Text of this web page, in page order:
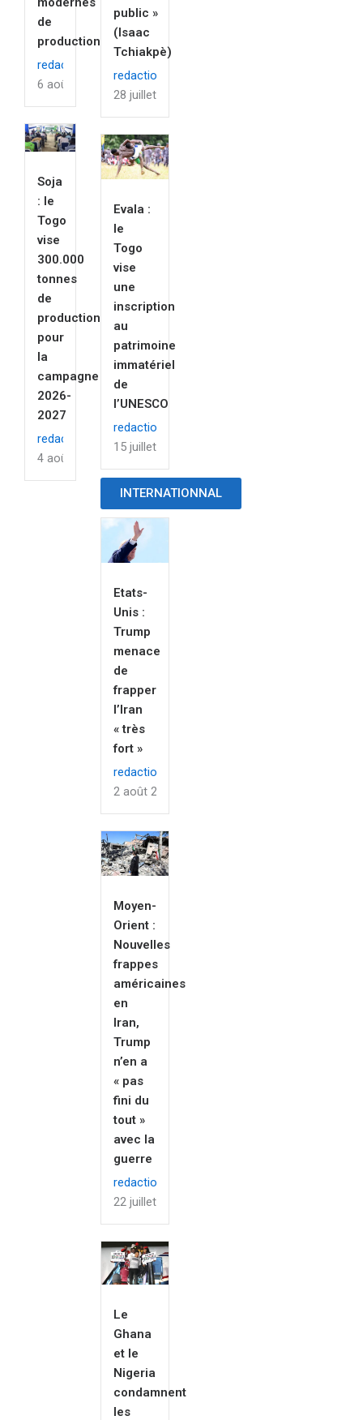
de
production
redaction
6 août 2026
Soja
: le
Togo
vise
300.000
tonnes
de
production
pour
la
campagne
2026-
2027
redaction
4 août 2026
public »
(Isaac
Tchiakpè)
redaction
28 juillet 2026
Evala :
le
Togo
vise
une
inscription
au
patrimoine
immatériel
de
l’UNESCO
redaction
15 juillet 2026
INTERNATIONNAL
Etats-
Unis :
Trump
menace
de
frapper
l’Iran
« très
fort »
redaction
2 août 2026
Moyen-
Orient :
Nouvelles
frappes
américaines
en
Iran,
Trump
n’en a
« pas
fini du
tout »
avec la
guerre
redaction
22 juillet 2026
Le
Ghana
et le
Nigeria
condamnent
les